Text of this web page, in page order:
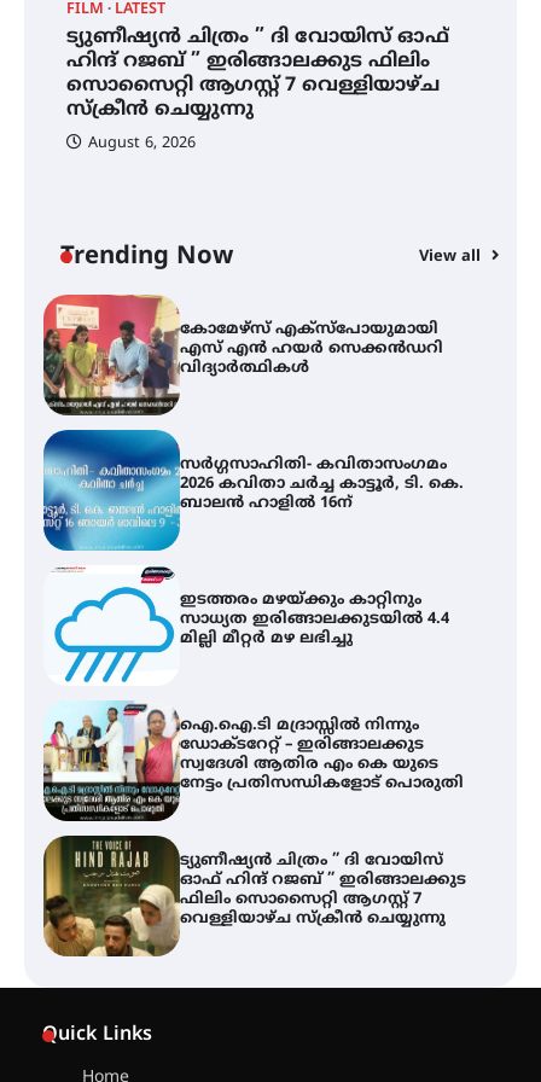
FILM LATEST
ട്യുണീഷ്യൻ ചിത്രം ” ദി വോയിസ് ഓഫ്
ഹിന്ദ് റജബ് ” ഇരിങ്ങാലക്കുട ഫിലിം
സൊസൈറ്റി ആഗസ്റ്റ് 7 വെള്ളിയാഴ്ച
സ്‌ക്രീൻ ചെയ്യുന്നു
August 6, 2026
Trending Now View all
ട്യുണീഷ്യൻ ചിത്രം ” ദി വോയിസ്
ഓഫ് ഹിന്ദ് റജബ് ” ഇരിങ്ങാലക്കുട
ഫിലിം സൊസൈറ്റി ആഗസ്റ്റ് 7
വെള്ളിയാഴ്ച സ്‌ക്രീൻ ചെയ്യുന്നു
കോമേഴ്സ് എക്സ്പോയുമായി
എസ് എൻ ഹയർ സെക്കൻഡറി
വിദ്യാർത്ഥികൾ
സർഗ്ഗസാഹിതി- കവിതാസംഗമം
2026 കവിതാ ചർച്ച കാട്ടൂർ, ടി. കെ.
ബാലൻ ഹാളിൽ 16ന്
ഇടത്തരം മഴയ്ക്കും കാറ്റിനും
സാധ്യത ഇരിങ്ങാലക്കുടയിൽ 4.4
മില്ലി മീറ്റർ മഴ ലഭിച്ചു
ഐ.ഐ.ടി മദ്രാസ്സിൽ നിന്നും
ഡോക്ടറേറ്റ് – ഇരിങ്ങാലക്കുട
സ്വദേശി ആതിര എം കെ യുടെ
നേട്ടം പ്രതിസന്ധികളോട് പൊരുതി
ട്യുണീഷ്യൻ ചിത്രം ” ദി വോയിസ്
ഓഫ് ഹിന്ദ് റജബ് ” ഇരിങ്ങാലക്കുട
ഫിലിം സൊസൈറ്റി ആഗസ്റ്റ് 7
വെള്ളിയാഴ്ച സ്‌ക്രീൻ ചെയ്യുന്നു
Quick Links
Home